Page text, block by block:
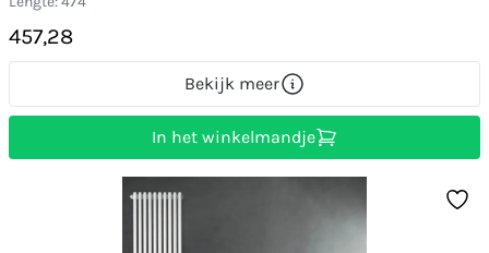
457,28
Bekijk meer
In het winkelmandje